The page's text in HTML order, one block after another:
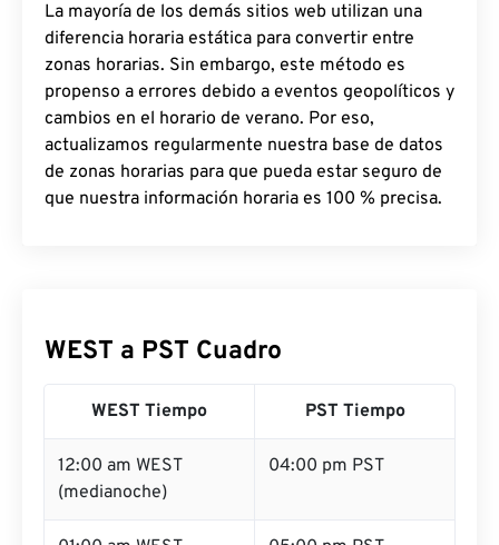
La mayoría de los demás sitios web utilizan una
diferencia horaria estática para convertir entre
zonas horarias. Sin embargo, este método es
propenso a errores debido a eventos geopolíticos y
cambios en el horario de verano. Por eso,
actualizamos regularmente nuestra base de datos
de zonas horarias para que pueda estar seguro de
que nuestra información horaria es 100 % precisa.
WEST a PST Cuadro
WEST Tiempo PST Tiempo
12:00 am WEST
(medianoche)
04:00 pm PST